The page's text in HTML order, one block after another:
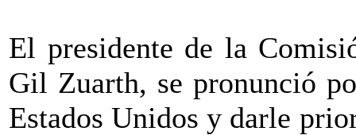
El presidente de la
Gil Zuarth, se pronunció
Estados Unidos y darle